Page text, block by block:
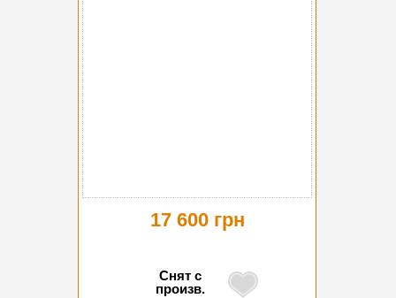
17 600 грн
Снят с
произв.